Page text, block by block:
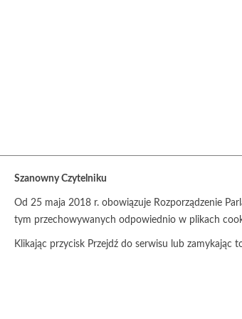
Szanowny Czytelniku
Od 25 maja 2018 r. obowiązuje Rozporządzenie
tym przechowywanych odpowiednio w plikach
Klikając przycisk Przejdź do serwisu lub zamykając